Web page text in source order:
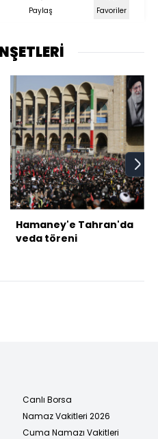
Paylaş Favoriler
Hamaney'e Tahran'da
veda töreni
Canlı Borsa
Namaz Vakitleri 2026
Cuma Namazı Vakitleri